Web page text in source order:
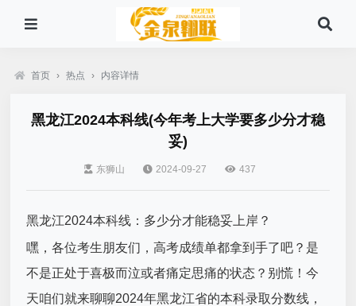
首页 › 热点 › 内容详情
黑龙江2024本科线(今年考上大学要多少分才稳
妥)
东狮山 2024-09-27 437
黑龙江2024本科线：多少分才能稳妥上岸？
嘿，各位考生朋友们，高考成绩单都拿到手了吧？是
不是正处于喜极而泣或者痛定思痛的状态？别慌！今
天咱们就来聊聊2024年黑龙江省的本科录取分数线，